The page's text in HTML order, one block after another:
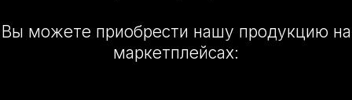
Вы можете приобрести нашу продукцию на
маркетплейсах: